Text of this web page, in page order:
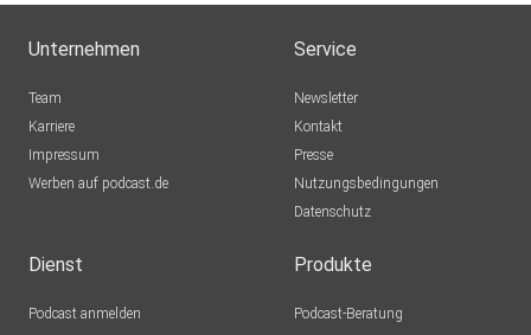
Unternehmen
Team
Karriere
Impressum
Werben auf podcast.de
Service
Newsletter
Kontakt
Presse
Nutzungsbedingungen
Datenschutz
Dienst
Podcast anmelden
Produkte
Podcast-Beratung